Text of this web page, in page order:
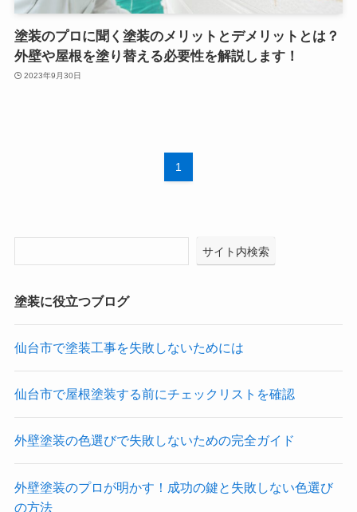
塗装のプロに聞く塗装のメリットとデメリットとは？
外壁や屋根を塗り替える必要性を解説します！
2023年9月30日
1
サイト内検索
塗装に役立つブログ
仙台市で塗装工事を失敗しないためには
仙台市で屋根塗装する前にチェックリストを確認
外壁塗装の色選びで失敗しないための完全ガイド
外壁塗装のプロが明かす！成功の鍵と失敗しない色選び
の方法